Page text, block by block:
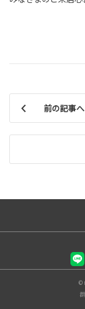
前の記事へ
©